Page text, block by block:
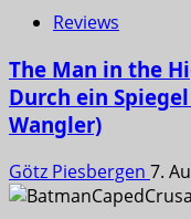
Reviews
The Man in the
Durch ein
Wangler)
Götz Piesbergen 7.